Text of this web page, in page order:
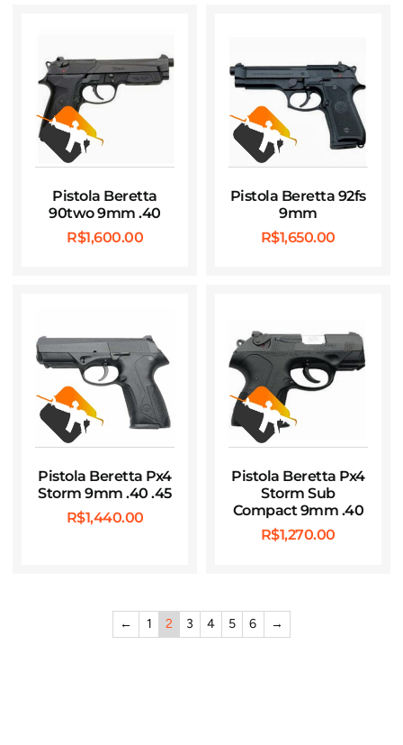
Pistola Beretta
90two 9mm .40
R$1,600.00
Pistola Beretta 92fs
9mm
R$1,650.00
Pistola Beretta Px4
Storm 9mm .40 .45
R$1,440.00
Pistola Beretta Px4
Storm Sub
Compact 9mm .40
R$1,270.00
← 1 2 3 4 5 6 →